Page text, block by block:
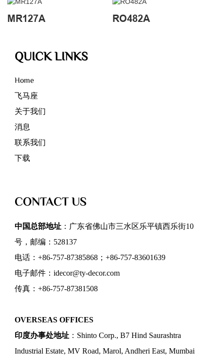
MR127A RO482A
QUICK LINKS
Home
飞马座
关于我们
消息
联系我们
下载
CONTACT US
中国总部地址 ：广东省佛山市三水区乐平镇西乐街10
号，邮编：528137
电话：+86-757-87385868；+86-757-83601639
电子邮件：idecor@ty-decor.com
传真：+86-757-87381508
OVERSEAS OFFICES
印度办事处地址 ：Shinto Corp., B7 Hind Saurashtra
Industrial Estate, MV Road, Marol, Andheri East, Mumbai